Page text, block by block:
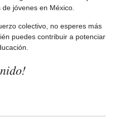
jóvenes en México.
colectivo, no esperes más
puedes contribuir a potenciar